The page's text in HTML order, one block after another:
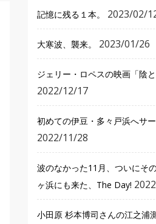
記憶に残る１本。 2023/02/
大寒波、襲来。 2023/01/26
ジェリー・ロペスの映画「陰と
2022/12/17
初めての伊豆・多々戸浜へサ
2022/11/28
波のなかった11月、ついにそ
ヶ浜にも来た、The Day!
小田原 杉本博司さんの江之浦